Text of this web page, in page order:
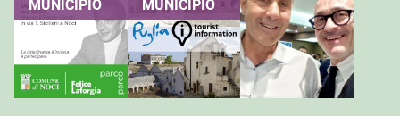
MUNICIPIO
MUNICIPIO